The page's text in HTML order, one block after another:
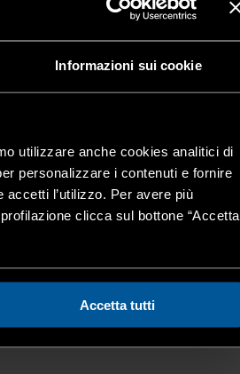
Informazioni sui cookie
utilizzare anche cookies analitici di
personalizzare i contenuti e fornire
accetti l’utilizzo. Per avere più
clicca sul bottone “Accetta
Accetta tutti